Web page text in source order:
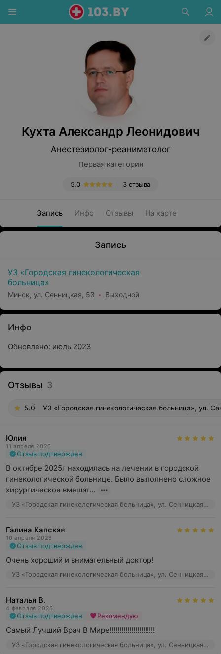
Кухта Александр Леонидович
Анестезиолог-реаниматолог
Первая категория
3 отзыва
5.0
Запись Инфо Отзывы На карте
Запись
УЗ «Городская гинекологическая
больница»
Минск, ул. Сенницкая, 53 Выходной
Инфо
Обновлено: июль 2023
Отзывы 3
5.0 УЗ «Городская гинекологическая больница», ул.
Юлия
11 апреля 2026
Отзыв подтвержден
В октябре 2025г находилась на лечении в городской
гинекологической больнице. Было выполнено сложное
хирургическое вмешат...
УЗ «Городская гинекологическая больница», ул. Сенницкая, 53
Галина Капская
10 апреля 2026
Отзыв подтвержден
Очень хороший и внимательный доктор!
УЗ «Городская гинекологическая больница», ул. Сенницкая, 53
Наталья В.
4 февраля 2026
Отзыв подтвержден Рекомендую
Самый Лучший Врач В Мире!!!!!!!!!!!!!!!!!!!!!!!
УЗ «Городская гинекологическая больница», ул. Сенницкая, 53